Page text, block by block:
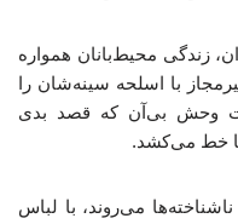
زندگی محیط‌بانان همواره
با اسلحه سینه‌شان را
وحش بی‌آن که قصد بدی
خط می‌کشد.
می‌روند، با لباس